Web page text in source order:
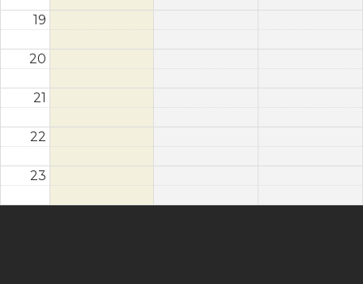
19
20
21
22
23